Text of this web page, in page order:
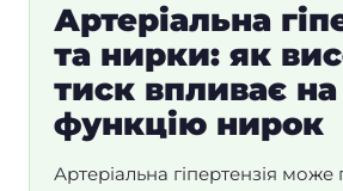
Артеріальна
та нирки: як
тиск впливає на
функцію нирок
Артеріальна гіпертензія